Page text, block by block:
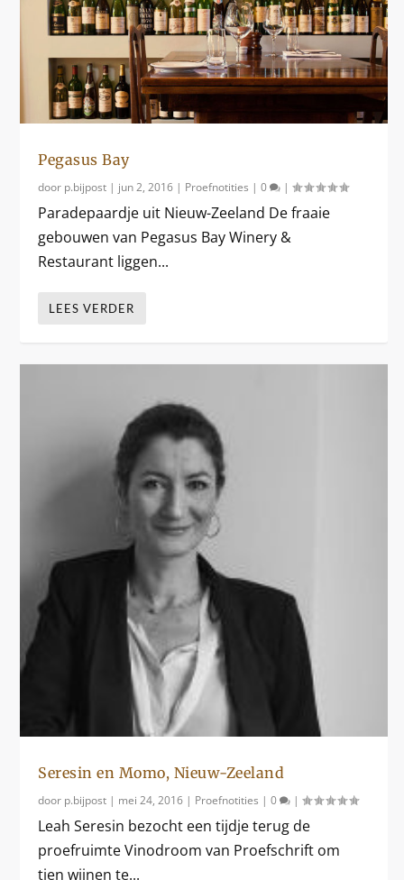
Pegasus Bay
door p.bijpost | jun 2, 2016 | Proefnotities |0 |
Paradepaardje uit Nieuw-Zeeland De fraaie
gebouwen van Pegasus Bay Winery &
Restaurant liggen...
LEES VERDER
Seresin en Momo, Nieuw-Zeeland
door p.bijpost | mei 24, 2016 | Proefnotities |0 |
Leah Seresin bezocht een tijdje terug de
proefruimte Vinodroom van Proefschrift om
tien wijnen te...